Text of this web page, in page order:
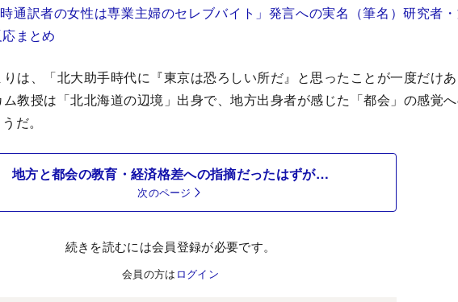
通訳者の女性は専業主婦のセレブバイト」発言への実名（筆名）研究者
まとめ
は、「北大助手時代に『東京は恐ろしい所だ』と思ったことが一度だけあ
教授は「北北海道の辺境」出身で、地方出身者が感じた「都会」の感覚
だ。
地方と都会の教育・経済格差への指摘だったはずが…
次のページ
続きを読むには会員登録が必要です。
会員の方は ログイン